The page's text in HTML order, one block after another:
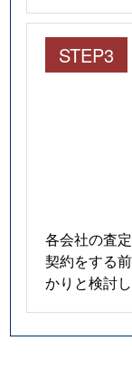
STEP3
各会社の査
契約をする
かりと検討し